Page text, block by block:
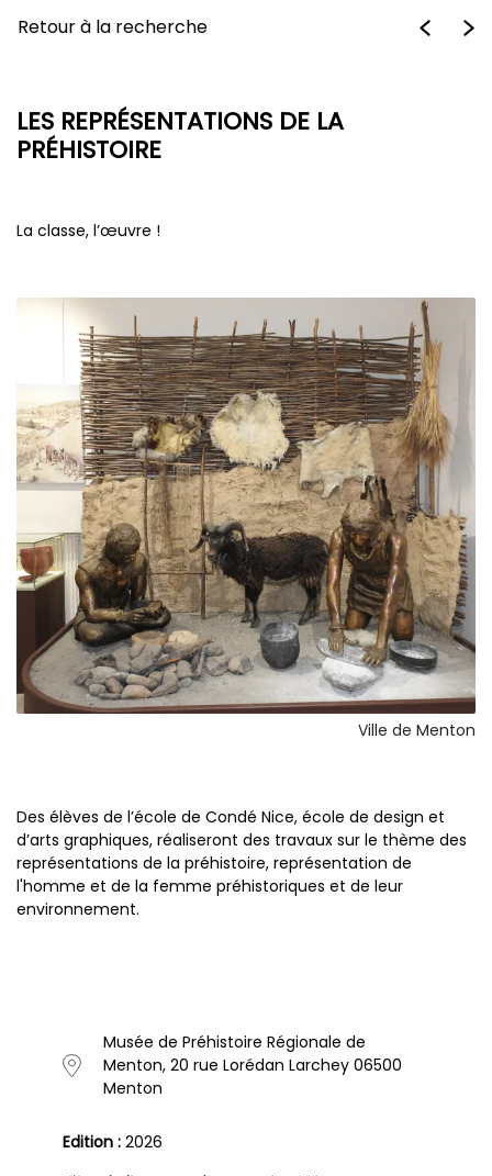
Retour à la recherche
LES REPRÉSENTATIONS DE LA
PRÉHISTOIRE
La classe, l’œuvre !
Ville de Menton
Des élèves de l’école de Condé Nice, école de design et
d’arts graphiques, réaliseront des travaux sur le thème des
représentations de la préhistoire, représentation de
l'homme et de la femme préhistoriques et de leur
environnement.
Musée de Préhistoire Régionale de
Menton, 20 rue Lorédan Larchey 06500
Menton
Edition : 2026